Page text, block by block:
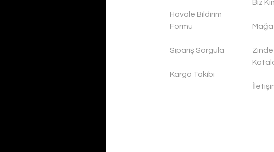
Havale Bildirim
Formu
Sipariş Sorgula
Kargo Takibi
Biz